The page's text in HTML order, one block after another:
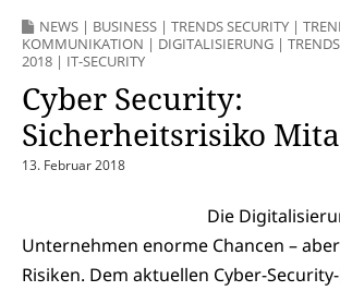
NEWS | BUSINESS | TRENDS SECURITY |
KOMMUNIKATION | DIGITALISIERUNG |
2018 | IT-SECURITY
Cyber Security:
Sicherheitsrisiko
13. Februar 2018
Die
Unternehmen enorme Chancen –
Risiken. Dem aktuellen Cyber-